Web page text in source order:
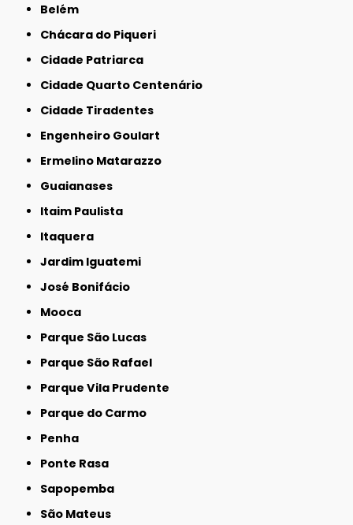
Belém
Chácara do Piqueri
Cidade Patriarca
Cidade Quarto Centenário
Cidade Tiradentes
Engenheiro Goulart
Ermelino Matarazzo
Guaianases
Itaim Paulista
Itaquera
Jardim Iguatemi
José Bonifácio
Mooca
Parque São Lucas
Parque São Rafael
Parque Vila Prudente
Parque do Carmo
Penha
Ponte Rasa
Sapopemba
São Mateus